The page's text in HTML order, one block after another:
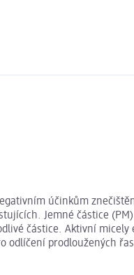
účinkům
Jemné částice
částice. Aktivní
odlíčení prodloužených